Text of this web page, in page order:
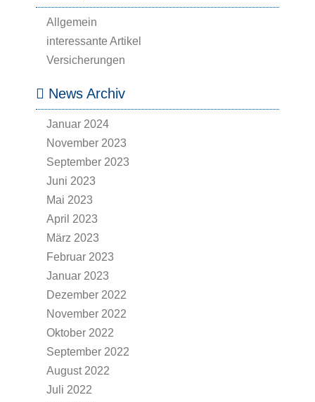
Allgemein
interessante Artikel
Versicherungen
News Archiv
Januar 2024
November 2023
September 2023
Juni 2023
Mai 2023
April 2023
März 2023
Februar 2023
Januar 2023
Dezember 2022
November 2022
Oktober 2022
September 2022
August 2022
Juli 2022